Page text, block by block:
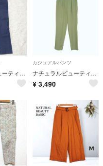
ナチュラルビューティーベーシック テーパードパンツ ネイビー 【XS】カジュアル
カジュアルパンツ
ナチュラルビューティーベーシック テーパードパンツ ライトグリーン ウエストゴム
¥ 3,490